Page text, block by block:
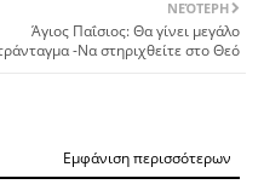
ΝΕΌΤΕΡΗ
Άγιος Παΐσιος: Θα γίνει μεγάλο
-Να στηριχθείτε στο Θεό
Εμφάνιση περισσότερων